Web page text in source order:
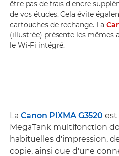
être pas de frais d'encre
de vos études. Cela évite
cartouches de rechange. La
(illustrée) présente les mêmes
le Wi-Fi intégré.
La Canon PIXMA G3520 est
MegaTank multifonction
habituelles d'impression,
copie, ainsi que d'une